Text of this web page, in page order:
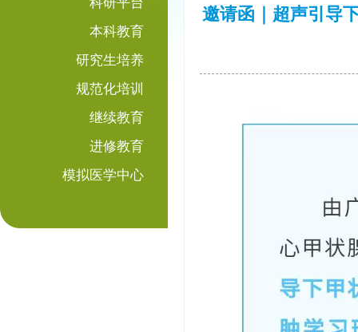
本科教育
研究生培养
规范化培训
继续教育
进修教育
模拟医学中心
邀请函｜超声引导